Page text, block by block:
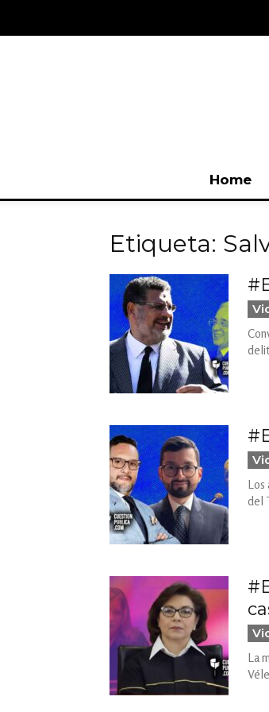
Home
Etiqueta:
Los
del
La